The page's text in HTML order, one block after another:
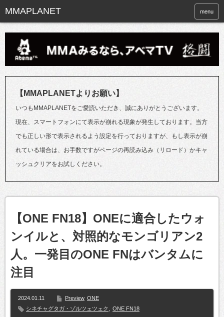
menu
【MMAPLANETよりお願い】
いつもMMAPLANETをご愛読いただき、誠にありがとうございます。
現在、スマートフォンにて表示が崩れる現象が発生しております。当方
でも正しい形で表示されるよう設定を行っておりますが、もし表示が崩
れている場合は、お手数ですがページの再読み込み（リロード）かキャ
ッシュクリアをお試しください。
【ONE FN18】ONEに適合したウォ
ンイルと、対照的なモンゴリアン2
人。一発目のONE FNはバンタムに
注目
2024.01.11 Preview ONE
シネチャグタガ・ゾルツェツェク
ONE FN18